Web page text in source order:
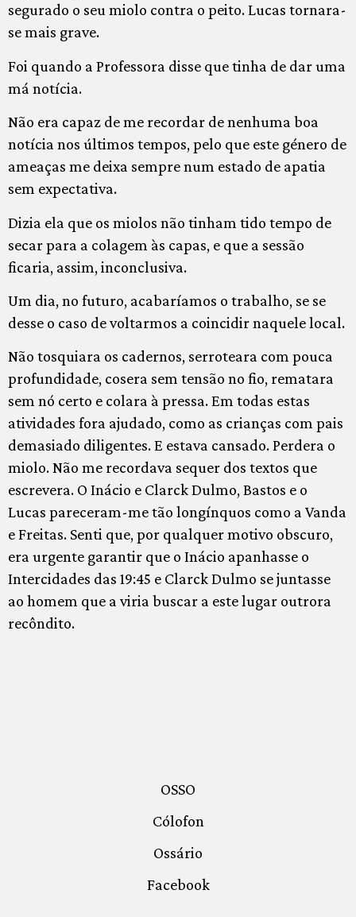
segurado o seu miolo contra o peito. Lucas tornara-
se mais grave.
Foi quando a Professora disse que tinha de dar uma
má notícia.
Não era capaz de me recordar de nenhuma boa
notícia nos últimos tempos, pelo que este género de
ameaças me deixa sempre num estado de apatia
sem expectativa.
Dizia ela que os miolos não tinham tido tempo de
secar para a colagem às capas, e que a sessão
ficaria, assim, inconclusiva.
Um dia, no futuro, acabaríamos o trabalho, se se
desse o caso de voltarmos a coincidir naquele local.
Não tosquiara os cadernos, serroteara com pouca
profundidade, cosera sem tensão no fio, rematara
sem nó certo e colara à pressa. Em todas estas
atividades fora ajudado, como as crianças com pais
demasiado diligentes. E estava cansado. Perdera o
miolo. Não me recordava sequer dos textos que
escrevera. O Inácio e Clarck Dulmo, Bastos e o
Lucas pareceram-me tão longínquos como a Vanda
e Freitas. Senti que, por qualquer motivo obscuro,
era urgente garantir que o Inácio apanhasse o
Intercidades das 19:45 e Clarck Dulmo se juntasse
ao homem que a viria buscar a este lugar outrora
recôndito.
OSSO
Cólofon
Ossário
Facebook